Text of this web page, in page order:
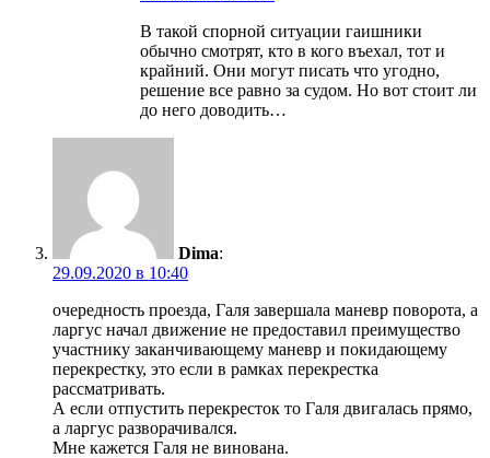
В такой спорной ситуации гаишники
обычно смотрят, кто в кого въехал, тот и
крайний. Они могут писать что угодно,
решение все равно за судом. Но вот стоит ли
до него доводить…
Dima:
29.09.2020 в 10:40
очередность проезда, Галя завершала маневр поворота, а
ларгус начал движение не предоставил преимущество
участнику заканчивающему маневр и покидающему
перекрестку, это если в рамках перекрестка
рассматривать.
А если отпустить перекресток то Галя двигалась прямо,
а ларгус разворачивался.
Мне кажется Галя не винована.